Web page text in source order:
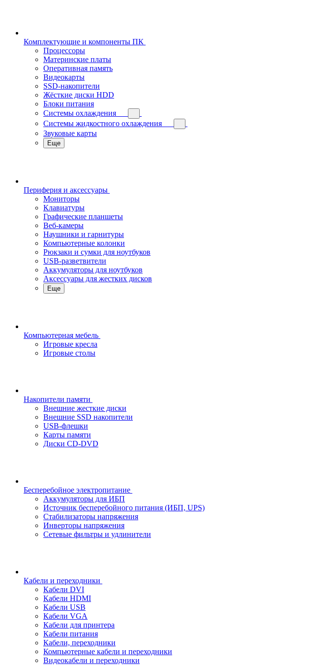
Комплектующие и компоненты ПК
Процессоры
Материнские платы
Оперативная память
Видеокарты
SSD-накопители
Жёсткие диски HDD
Блоки питания
Системы охлаждения
Системы жидкостного охлаждения
Звуковые карты
Еще
Периферия и аксессуары
Мониторы
Клавиатуры
Графические планшеты
Веб-камеры
Наушники и гарнитуры
Компьютерные колонки
Рюкзаки и сумки для ноутбуков
USB-разветвители
Аккумуляторы для ноутбуков
Аксессуары для жестких дисков
Еще
Компьютерная мебель
Игровые кресла
Игровые столы
Накопители памяти
Внешние жесткие диски
Внешние SSD накопители
USB-флешки
Карты памяти
Диски CD-DVD
Бесперебойное электропитание
Аккумуляторы для ИБП
Источник бесперебойного питания (ИБП, UPS)
Стабилизаторы напряжения
Инверторы напряжения
Сетевые фильтры и удлинители
Кабели и переходники
Кабели DVI
Кабели HDMI
Кабели USB
Кабели VGA
Кабели для принтера
Кабели питания
Кабели, переходники
Компьютерные кабели и переходники
Видеокабели и переходники